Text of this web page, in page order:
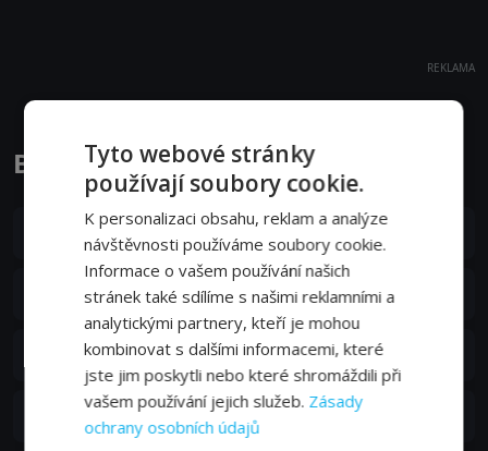
REKLAMA
Bella a Sebastián epizody
52. epizoda: 52. epizoda
14. 04. 2018
51. epizoda:51. epizoda
08. 04. 2018
50. epizoda:50. epizoda
07. 04. 2018
49. epizoda
Tyto webové stránky
používají soubory cookie.
K personalizaci obsahu, reklam a analýze
návštěvnosti používáme soubory cookie.
Informace o vašem používání našich
stránek také sdílíme s našimi reklamními a
analytickými partnery, kteří je mohou
kombinovat s dalšími informacemi, které
jste jim poskytli nebo které shromáždili při
vašem používání jejich služeb. Zásady
ochrany osobních údajů